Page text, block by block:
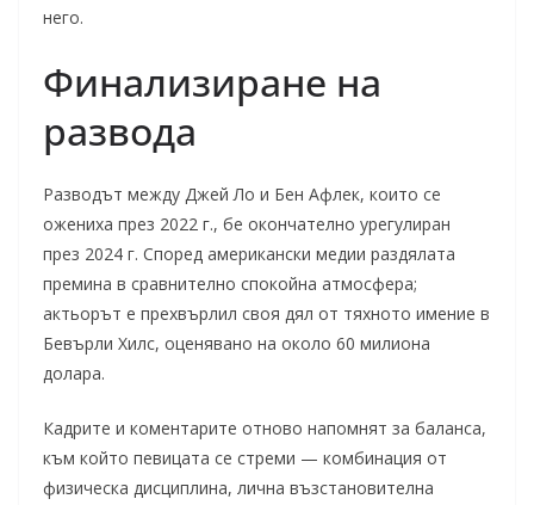
него.
Финализиране на
развода
Разводът между Джей Ло и Бен Афлек, които се
ожениха през 2022 г., бе окончателно урегулиран
през 2024 г. Според американски медии раздялата
премина в сравнително спокойна атмосфера;
актьорът е прехвърлил своя дял от тяхното имение в
Бевърли Хилс, оценявано на около 60 милиона
долара.
Кадрите и коментарите отново напомнят за баланса,
към който певицата се стреми — комбинация от
физическа дисциплина, лична възстановителна